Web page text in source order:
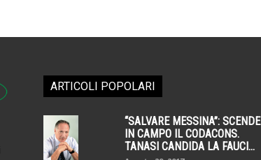
ARTICOLI POPOLARI
“SALVARE MESSINA”: SCENDE
IN CAMPO IL CODACONS.
TANASI CANDIDA LA FAUCI...